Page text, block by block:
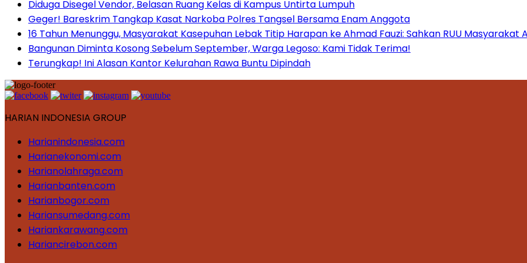
Diduga Disegel Vendor, Belasan Ruang Kelas di Kampus Untirta Lumpuh
Geger! Bareskrim Tangkap Kasat Narkoba Polres Tangsel Bersama Enam Anggota
16 Tahun Menunggu, Masyarakat Kasepuhan Lebak Titip Harapan ke Ahmad Fauzi: Sahkan RUU Masyarakat
Bangunan Diminta Kosong Sebelum September, Warga Legoso: Kami Tidak Terima!
Terungkap! Ini Alasan Kantor Kelurahan Rawa Buntu Dipindah
HARIAN INDONESIA GROUP
Harianindonesia.com
Harianekonomi.com
Harianolahraga.com
Harianbanten.com
Harianbogor.com
Hariansumedang.com
Hariankarawang.com
Hariancirebon.com